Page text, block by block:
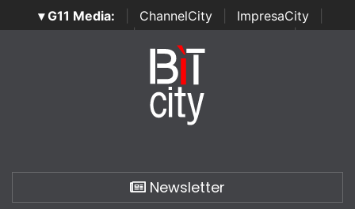
▾ G11 Media: ChannelCity ImpresaCity
SecurityOpenLab | Italian Channel Awards | Italian
Italian Security Awards
Newsletter